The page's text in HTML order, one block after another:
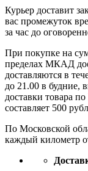
Курьер доставит
вас промежуток
за час до
При покупке на
пределах МКАД
доставляются в
до 21.00 в будние,
доставки товара
составляет 500
По Московской
каждый километр